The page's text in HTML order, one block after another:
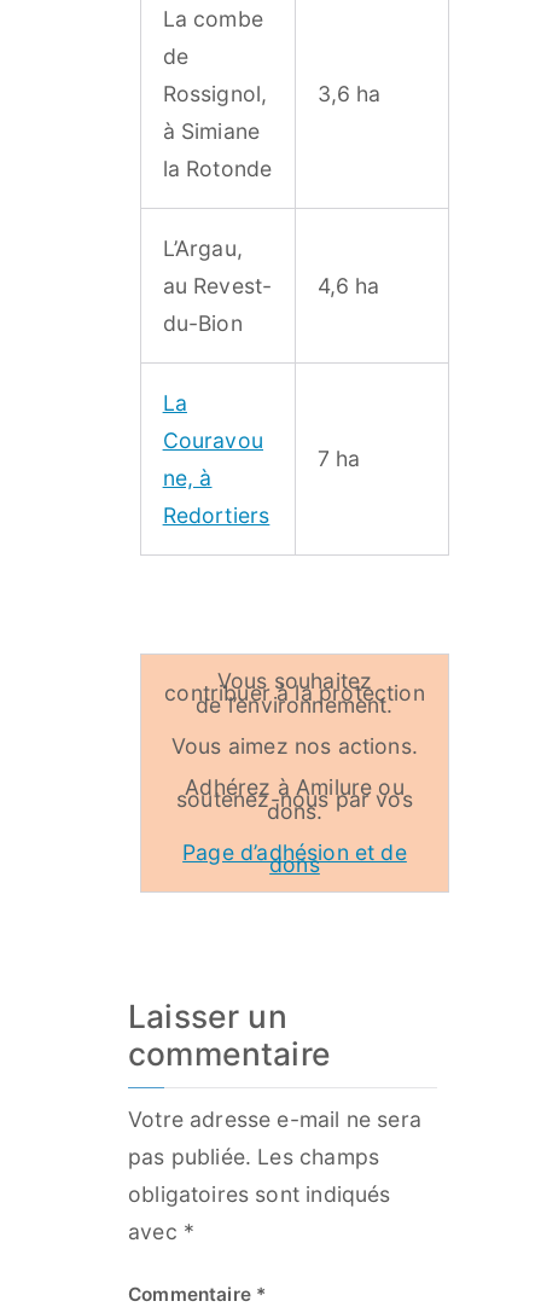
La combe
de
Rossignol,
à Simiane
la Rotonde
3,6 ha
L’Argau,
au Revest-
du-Bion
4,6 ha
La
Couravou
ne, à
Redortiers
7 ha
Vous souhaitez
contribuer à la protection
de l’environnement.
Vous aimez nos actions.
Adhérez à Amilure ou
soutenez-nous par vos
dons.
Page d’adhésion et de
dons
Laisser un
commentaire
Votre adresse e-mail ne sera
pas publiée. Les champs
obligatoires sont indiqués
avec *
Commentaire *